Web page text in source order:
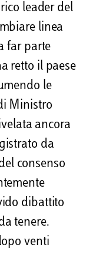
leader del
linea
far parte
retto il paese
le
Ministro
ancora
da
consenso
dibattito
tenere.
venti